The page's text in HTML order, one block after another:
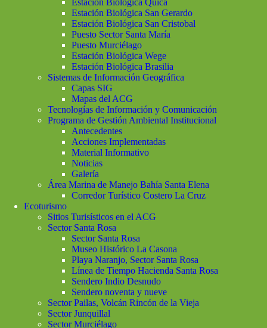
Estación Biológica Quica
Estación Biológica San Gerardo
Estación Biológica San Cristobal
Puesto Sector Santa María
Puesto Murciélago
Estación Biológica Wege
Estación Biológica Brasilia
Sistemas de Información Geográfica
Capas SIG
Mapas del ACG
Tecnologías de Información y Comunicación
Programa de Gestión Ambiental Institucional
Antecedentes
Acciones Implementadas
Material Informativo
Noticias
Galería
Área Marina de Manejo Bahía Santa Elena
Corredor Turístico Costero La Cruz
Ecoturismo
Sitios Turisísticos en el ACG
Sector Santa Rosa
Sector Santa Rosa
Museo Histórico La Casona
Playa Naranjo, Sector Santa Rosa
Línea de Tiempo Hacienda Santa Rosa
Sendero Indio Desnudo
Sendero noventa y nueve
Sector Pailas, Volcán Rincón de la Vieja
Sector Junquillal
Sector Murciélago